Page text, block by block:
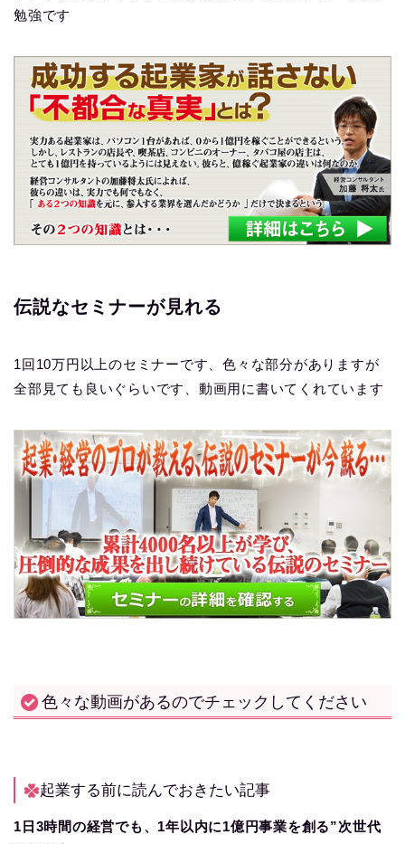
勉強です
伝説なセミナーが見れる
1回10万円以上のセミナーです、色々な部分がありますが
全部見ても良いぐらいです、動画用に書いてくれています
色々な動画があるのでチェックしてください
起業する前に読んでおきたい記事
1日3時間の経営でも、1年以内に1億円事業を創る”次世代